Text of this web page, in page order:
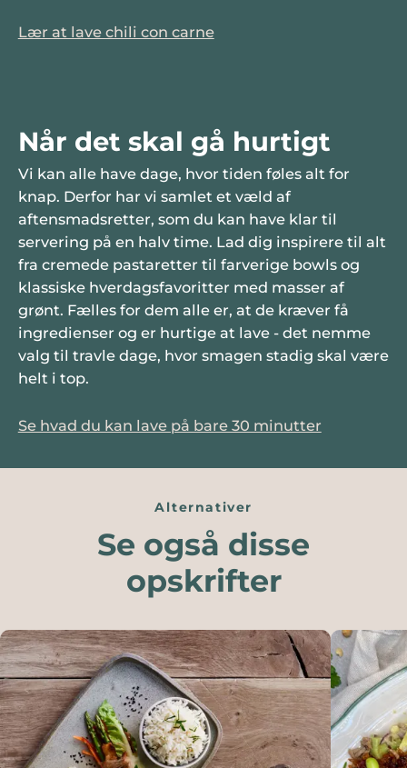
Lær at lave chili con carne
Når det skal gå hurtigt
Vi kan alle have dage, hvor tiden føles alt for
knap. Derfor har vi samlet et væld af
aftensmadsretter, som du kan have klar til
servering på en halv time. Lad dig inspirere til alt
fra cremede pastaretter til farverige bowls og
klassiske hverdagsfavoritter med masser af
grønt. Fælles for dem alle er, at de kræver få
ingredienser og er hurtige at lave - det nemme
valg til travle dage, hvor smagen stadig skal være
helt i top.
Se hvad du kan lave på bare 30 minutter
Alternativer
Se også disse
opskrifter